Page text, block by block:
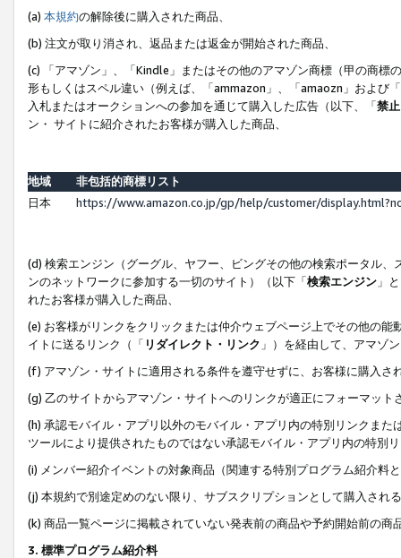
(a) 本規約の解除後に購入された商品、
(b) 注文が取り消され、返品または返金が開始された商品、
(c) 「アマゾン」、「Kindle」またはその他のアマゾン商標（甲の商
形もしくはスペル違い（例えば、「ammazon」、「amaozn」および
入札またはオークションへの参加を通じて購入した広告（以下、「禁
ン・ サイトに紹介されたお客様が購入した商品、
地域
非包括的商標リスト
日本
https://www.amazon.co.jp/gp/help/customer/
(d) 検索エンジン（グーグル、ヤフー、ビングその他の検索ポータル
ンのネットワークに参加する一切のサイト）（以下「検索エンジン 」
れたお客様が購入した商品、
(e) お客様がリンクをクリックまたは仲介ウェブページ上でその他の
イトに送るリンク（「 リダイレクト・リンク 」）を経由して、アマゾ
(f) アマゾン・サイトに適用される条件を遵守せずに、お客様に購入さ
(g) 乙のサイトからアマゾン・サイトへのリンクが適正にフォーマッ
(h) 承認モバイル・アプリ以外のモバイル・アプリ内の特別リンクま
ツールにより提供されたものではない承認モバイル・アプリ内の特別
(i) メンバー紹介イベントの対象商品（関連する特別プログラム紹介料
(j) 本規約で別途定めのない限り、サブスクリプションとして購入され
(k) 商品一覧ページに掲載されていない発表前の商品や予約開始前の商
3. 標準プログラム紹介料